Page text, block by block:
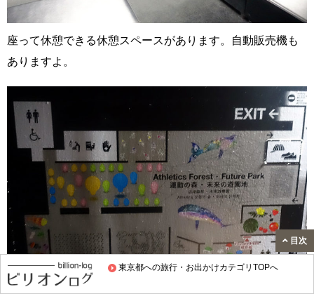
東京都への旅行・お出かけカテゴリTOPへ
座って休憩できる休憩スペースがあります。自動販売機も
ありますよ。
目次